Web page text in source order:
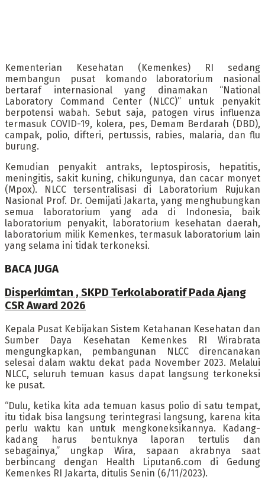
Kementerian Kesehatan (Kemenkes) RI sedang
membangun pusat komando laboratorium nasional
bertaraf internasional yang dinamakan “National
Laboratory Command Center (NLCC)” untuk penyakit
berpotensi wabah. Sebut saja, patogen virus influenza
termasuk COVID-19, kolera, pes, Demam Berdarah (DBD),
campak, polio, difteri, pertussis, rabies, malaria, dan flu
burung.
Kemudian penyakit antraks, leptospirosis, hepatitis,
meningitis, sakit kuning, chikungunya, dan cacar monyet
(Mpox). NLCC tersentralisasi di Laboratorium Rujukan
Nasional Prof. Dr. Oemijati Jakarta, yang menghubungkan
semua laboratorium yang ada di Indonesia, baik
laboratorium penyakit, laboratorium kesehatan daerah,
laboratorium milik Kemenkes, termasuk laboratorium lain
yang selama ini tidak terkoneksi.
BACA JUGA
Disperkimtan , SKPD Terkolaboratif Pada Ajang
CSR Award 2026
Kepala Pusat Kebijakan Sistem Ketahanan Kesehatan dan
Sumber Daya Kesehatan Kemenkes RI Wirabrata
mengungkapkan, pembangunan NLCC direncanakan
selesai dalam waktu dekat pada November 2023. Melalui
NLCC, seluruh temuan kasus dapat langsung terkoneksi
ke pusat.
“Dulu, ketika kita ada temuan kasus polio di satu tempat,
itu tidak bisa langsung terintegrasi langsung, karena kita
perlu waktu kan untuk mengkoneksikannya. Kadang-
kadang harus bentuknya laporan tertulis dan
sebagainya,” ungkap Wira, sapaan akrabnya saat
berbincang dengan Health Liputan6.com di Gedung
Kemenkes RI Jakarta, ditulis Senin (6/11/2023).